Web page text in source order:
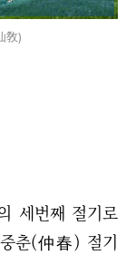
敎)
세번째 절기로
춘(仲春) 절기